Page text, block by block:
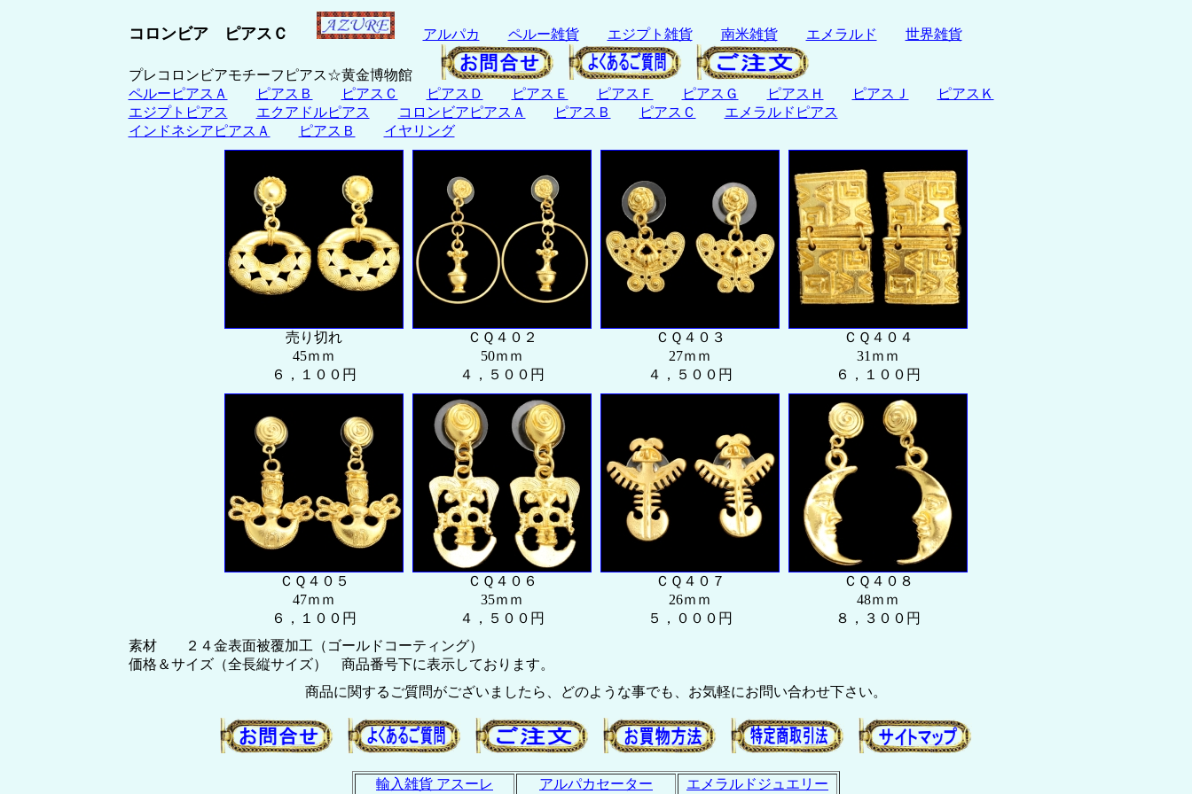
コロンビア ピアスＣ アルパカ ペルー雑貨 エジプト雑貨 南米雑貨 エメラルド 世界雑貨
プレコロンビアモチーフピアス☆黄金博物館
ペルーピアスＡ
ピアスＢ ピアスＣ ピアスＤ ピアスＥ ピアスＦ ピアスＧ ピアスＨ ピアスＪ
ピアスＫ
エジプトピアス
エクアドルピアス コロンビアピアスＡ ピアスＢ ピアスＣ
エメラルドピアス
インドネシアピアスＡ
ピアスＢ イヤリング
売り切れ
45ｍｍ
６，１００円
ＣＱ４０２
50ｍｍ
４，５００円
ＣＱ４０３
27ｍｍ
４，５００円
ＣＱ４０４
31ｍｍ
６，１００円
ＣＱ４０５
47ｍｍ
６，１００円
ＣＱ４０６
35ｍｍ
４，５００円
ＣＱ４０７
26ｍｍ
５，０００円
ＣＱ４０８
48ｍｍ
８，３００円
素材 ２４金表面被覆加工（ゴールドコーティング）
価格＆サイズ（全長縦サイズ） 商品番号下に表示しております。
商品に関するご質問がございましたら、どのような事でも、お気軽にお問い合わせ下さい。
輸入雑貨 アスーレ アルパカセーター エメラルドジュエリー